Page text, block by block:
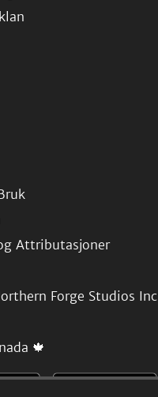
Attributasjoner
Forge Studios Inc
🍁